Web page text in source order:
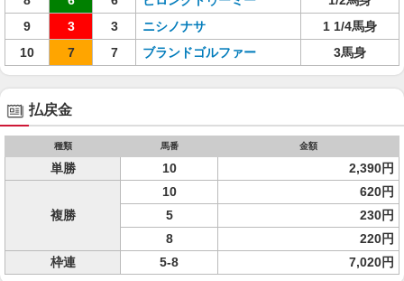
9
3 3 ニシノナサ
1 1/4馬身
10
7 7 ブランドゴルファー 3馬身
払戻金
種類 馬番 金額
単勝 10 2,390円
複勝
10
620円
5
230円
8
220円
枠連
5-8 7,020円